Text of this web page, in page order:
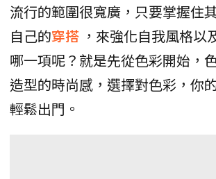
流行的範圍很寬廣，只要掌握住
自己的穿搭 ，來強化自我風格以
哪一項呢？就是先從色彩開始，
造型的時尚感，選擇對色彩，你
輕鬆出門。